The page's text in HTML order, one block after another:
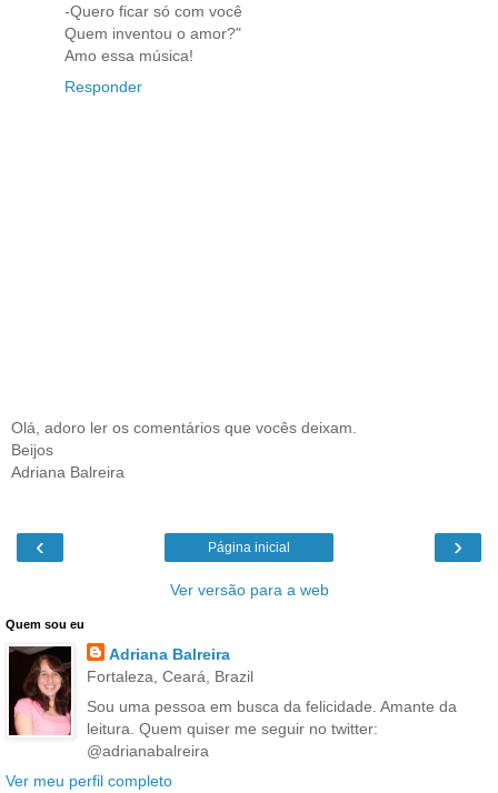
-Quero ficar só com você
Quem inventou o amor?"
Amo essa música!
Responder
Olá, adoro ler os comentários que vocês deixam.
Beijos
Adriana Balreira
‹ ›
Página inicial
Ver versão para a web
Quem sou eu
Adriana Balreira
Fortaleza, Ceará, Brazil
Sou uma pessoa em busca da felicidade. Amante da
leitura. Quem quiser me seguir no twitter:
@adrianabalreira
Ver meu perfil completo